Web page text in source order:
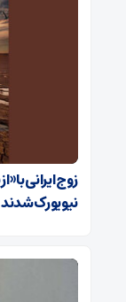
زوج ایرانی با
نیویورک شدند